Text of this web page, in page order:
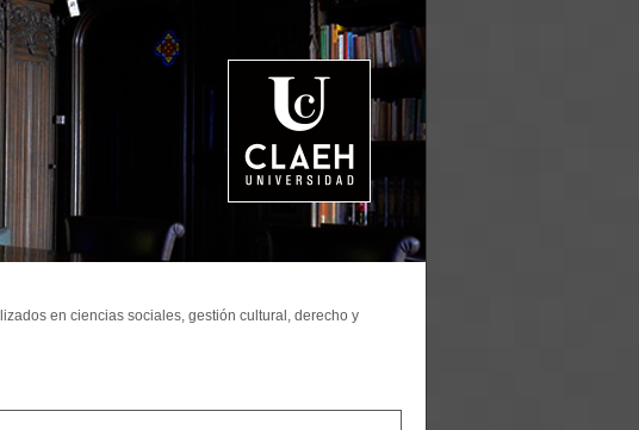
en ciencias sociales, gestión cultural, derecho y